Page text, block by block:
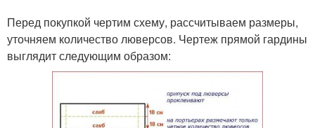
Перед покупкой чертим схему, рассчитываем размеры,
уточняем количество люверсов. Чертеж прямой гардины
выглядит следующим образом: